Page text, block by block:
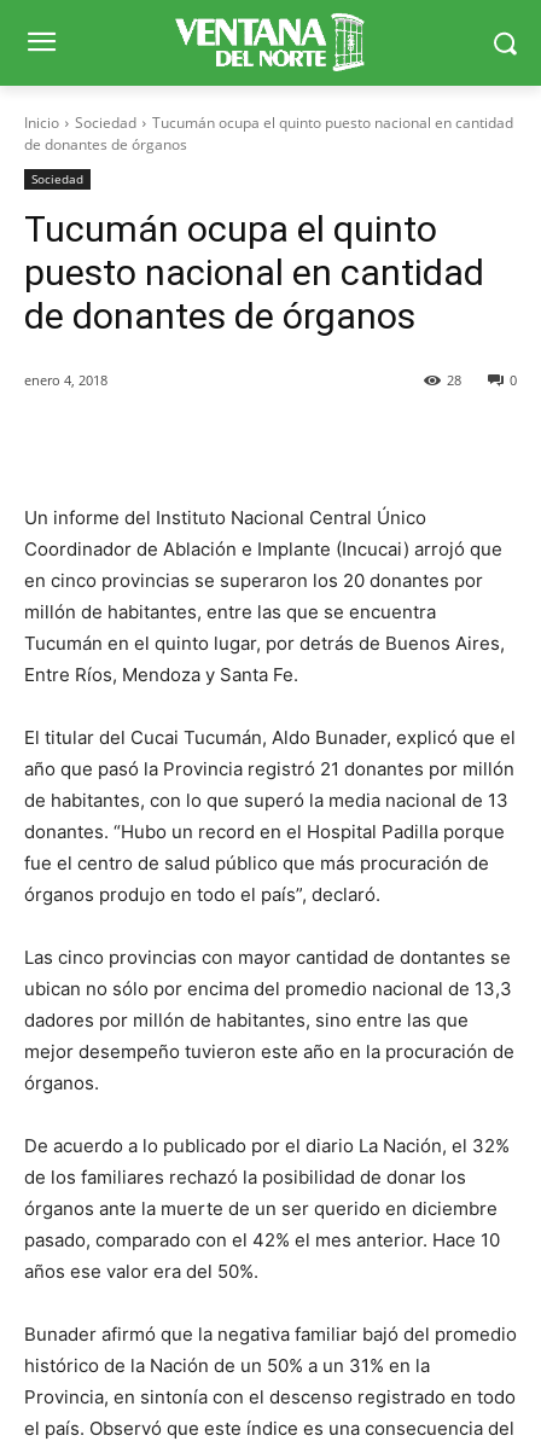
Inicio Sociedad
Tucumán ocupa el quinto puesto nacional en cantidad
de donantes de órganos
Sociedad
Tucumán ocupa el quinto
puesto nacional en cantidad
de donantes de órganos
enero 4, 2018 0
28
Un informe del Instituto Nacional Central Único
Coordinador de Ablación e Implante (Incucai) arrojó que
en cinco provincias se superaron los 20 donantes por
millón de habitantes, entre las que se encuentra
Tucumán en el quinto lugar, por detrás de Buenos Aires,
Entre Ríos, Mendoza y Santa Fe.
El titular del Cucai Tucumán, Aldo Bunader, explicó que el
año que pasó la Provincia registró 21 donantes por millón
de habitantes, con lo que superó la media nacional de 13
donantes. “Hubo un record en el Hospital Padilla porque
fue el centro de salud público que más procuración de
órganos produjo en todo el país”, declaró.
Las cinco provincias con mayor cantidad de dontantes se
ubican no sólo por encima del promedio nacional de 13,3
dadores por millón de habitantes, sino entre las que
mejor desempeño tuvieron este año en la procuración de
órganos.
De acuerdo a lo publicado por el diario La Nación, el 32%
de los familiares rechazó la posibilidad de donar los
órganos ante la muerte de un ser querido en diciembre
pasado, comparado con el 42% el mes anterior. Hace 10
años ese valor era del 50%.
Bunader afirmó que la negativa familiar bajó del promedio
histórico de la Nación de un 50% a un 31% en la
Provincia, en sintonía con el descenso registrado en todo
el país. Observó que este índice es una consecuencia del